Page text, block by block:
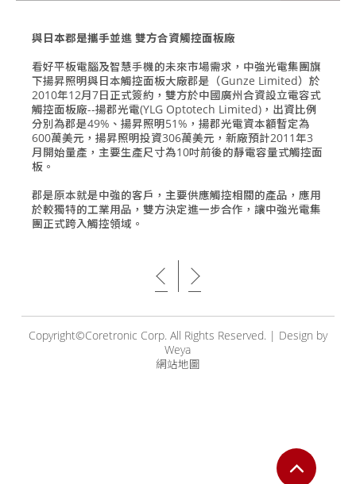
與日本郡是攜手並進 雙方合資觸控面板廠
看好平板電腦及智慧手機的未來市場需求，中強光電集團旗
下揚昇照明與日本觸控面板大廠郡是（Gunze Limited）於
2010年12月7日正式簽約，雙方於中國廣州合資設立電容式
觸控面板廠--揚郡光電(YLG Optotech Limited)，出資比例
分別為郡是49%、揚昇照明51%，揚郡光電資本額暫定為
600萬美元，揚昇照明投資306萬美元，新廠預計2011年3
月開始量產，主要生產尺寸為10吋前後的靜電容量式觸控面
板。
郡是原本就是中強的客戶，主要供應觸控相關的產品，應用
於較獨特的工業用品，雙方決定進一步合作，讓中強光電集
團正式跨入觸控領域。
Copyright©Coretronic Corp. All Rights Reserved. | Design by
Weya
網站地圖